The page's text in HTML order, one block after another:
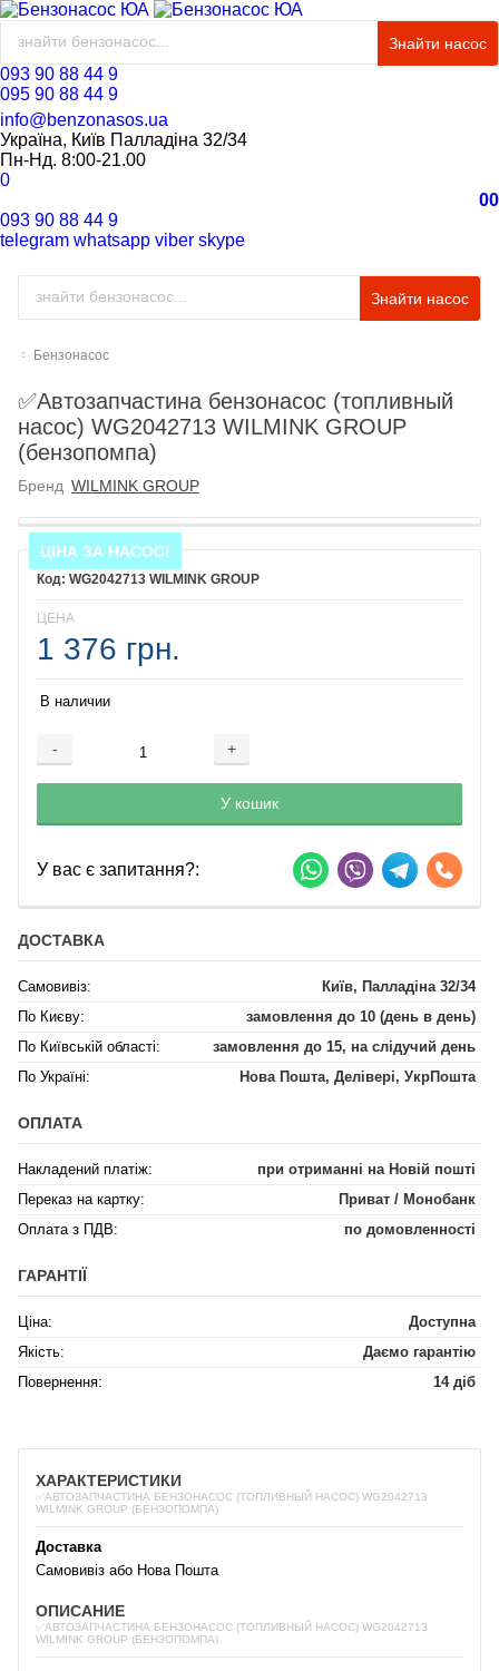
Знайти насос
093 90 88 44 9
095 90 88 44 9
info@benzonasos.ua
Україна, Київ Палладіна 32/34
Пн-Нд. 8:00-21.00
0
00
093 90 88 44 9
telegram whatsapp viber skype
Знайти насос
Бензонасос
✅Автозапчастина бензонасос (топливный
насос) WG2042713 WILMINK GROUP
(бензопомпа)
Бренд WILMINK GROUP
ЦІНА ЗА НАСОС!
WG2042713 WILMINK GROUP
ЦЕНА
1 376 грн.
В наличии
- +
Добавляется...
У кошик
Добавлен
У вас є запитання?:
ДОСТАВКА
Самовивіз:
Київ, Палладіна 32/34
По Києву:
замовлення до 10 (день в день)
По Київській області:
замовлення до 15, на слідучий день
По Україні:
Нова Пошта, Делівері, УкрПошта
ОПЛАТА
Накладений платіж:
при отриманні на Новій пошті
Переказ на картку:
Приват / Монобанк
Оплата з ПДВ:
по домовленності
ГАРАНТІЇ
Ціна:
Доступна
Якість:
Даємо гарантію
Повернення:
14 діб
ХАРАКТЕРИСТИКИ
✅АВТОЗАПЧАСТИНА БЕНЗОНАСОС (ТОПЛИВНЫЙ НАСОС) WG2042713
WILMINK GROUP (БЕНЗОПОМПА)
Доставка
Самовивіз або Нова Пошта
ОПИСАНИЕ
✅АВТОЗАПЧАСТИНА БЕНЗОНАСОС (ТОПЛИВНЫЙ НАСОС) WG2042713
WILMINK GROUP (БЕНЗОПОМПА)